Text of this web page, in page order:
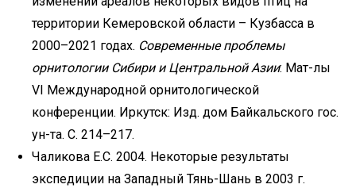
территории Кемеровской области – Кузбасса в
2000–2021 годах. Современные проблемы
орнитологии Сибири и Центральной Азии: Мат-лы
VI Международной орнитологической
конференции. Иркутск: Изд. дом Байкальского гос.
ун-та. С. 214–217.
Чаликова Е.С. 2004. Некоторые результаты
экспедиции на Западный Тянь-Шань в 2003 г.